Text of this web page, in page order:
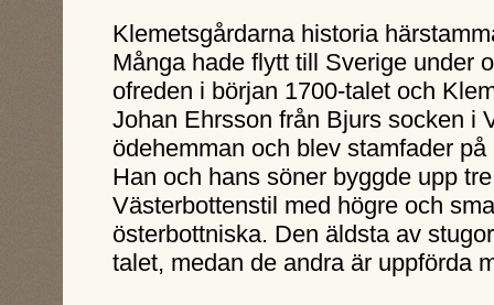
Klemetsgårdarna historia
Många hade flytt till Sverige under
ofreden i början 1700-talet och
Johan Ehrsson från Bjurs socken i
ödehemman och blev stamfader
Han och hans söner byggde upp
Västerbottenstil med högre och
österbottniska. Den äldsta av
talet, medan de andra är uppförda